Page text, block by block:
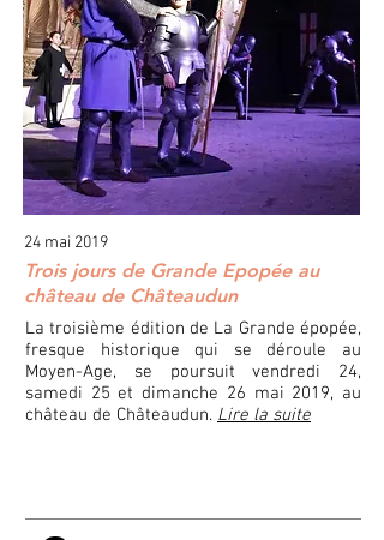
24 mai 2019
Trois jours de Grande Epopée au
château de Châteaudun
La troisième édition de La Grande épopée,
fresque historique qui se déroule au
Moyen-Age, se poursuit vendredi 24,
samedi 25 et dimanche 26 mai 2019, au
château de Châteaudun. Lire la suite